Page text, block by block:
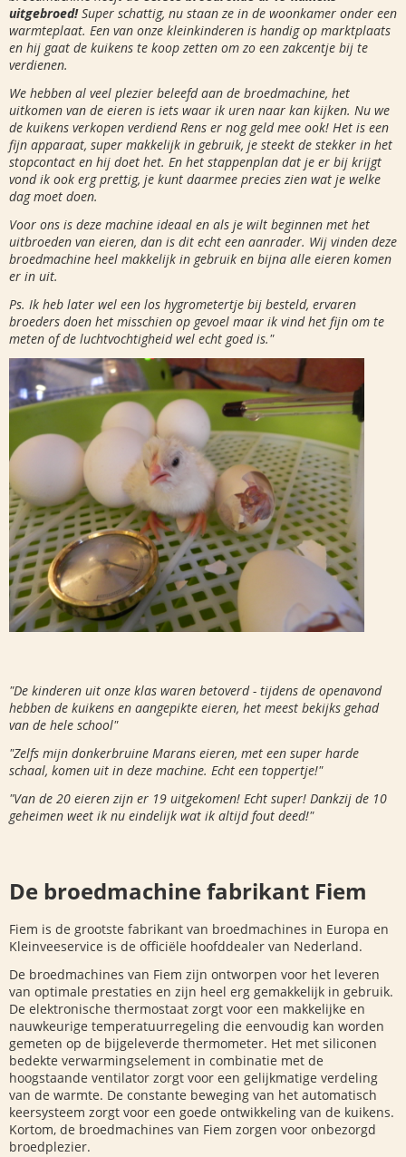
uitgebroed!Super schattig, nu staan ze in de woonkamer onder een
warmteplaat. Een van onze kleinkinderen is handig op marktplaats
en hij gaat de kuikens te koop zetten om zo een zakcentje bij te
verdienen.
We hebben al veel plezier beleefd aan de broedmachine, het
uitkomen van de eieren is iets waar ik uren naar kan kijken. Nu we
de kuikens verkopen verdiend Rens er nog geld mee ook! Het is een
fijn apparaat, super makkelijk in gebruik, je steekt de stekker in het
stopcontact en hij doet het. En het stappenplan dat je er bij krijgt
vond ik ook erg prettig, je kunt daarmee precies zien wat je welke
dag moet doen.
Voor ons is deze machine ideaal en als je wilt beginnen met het
uitbroeden van eieren, dan is dit echt een aanrader. Wij vinden deze
broedmachine heel makkelijk in gebruik en bijna alle eieren komen
er in uit.
Ps. Ik heb later wel een los hygrometertje bij besteld, ervaren
broeders doen het misschien op gevoel maar ik vind het fijn om te
meten of de luchtvochtigheid wel echt goed is."
"De kinderen uit onze klas waren betoverd - tijdens de openavond
hebben de kuikens en aangepikte eieren, het meest bekijks gehad
van de hele school"
"Zelfs mijn donkerbruine Marans eieren, met een super harde
schaal, komen uit in deze machine. Echt een toppertje!"
"Van de 20 eieren zijn er 19 uitgekomen! Echt super! Dankzij de 10
geheimen weet ik nu eindelijk wat ik altijd fout deed!"
De broedmachine fabrikant Fiem
Fiem is de grootste fabrikant van broedmachines in Europa en
Kleinveeservice is de officiële hoofddealer van Nederland.
De broedmachines van Fiem zijn ontworpen voor het leveren
van optimale prestaties en zijn heel erg gemakkelijk in gebruik.
De elektronische thermostaat zorgt voor een makkelijke en
nauwkeurige temperatuurregeling die eenvoudig kan worden
gemeten op de bijgeleverde thermometer. Het met siliconen
bedekte verwarmingselement in combinatie met de
hoogstaande ventilator zorgt voor een gelijkmatige verdeling
van de warmte. De constante beweging van het automatisch
keersysteem zorgt voor een goede ontwikkeling van de kuikens.
Kortom, de broedmachines van Fiem zorgen voor onbezorgd
broedplezier.